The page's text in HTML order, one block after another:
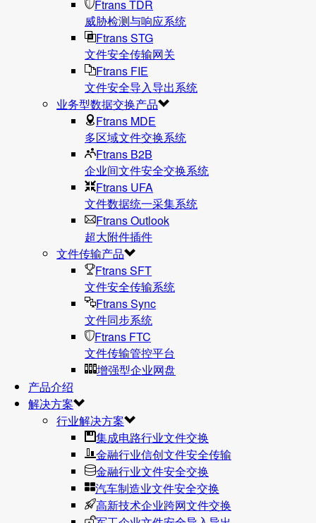
Ftrans TDR
威胁检测与响应系统
Ftrans STG
文件安全传输网关
Ftrans FIE
文件安全导入导出系统
业务型数据交换产品
Ftrans MDE
多区域文件交换系统
Ftrans B2B
企业间文件安全交换系统
Ftrans UFA
文件数据统⼀采集系统
Ftrans Outlook
超大附件插件
文件传输产品
Ftrans SFT
文件安全传输系统
Ftrans Sync
文件同步系统
Ftrans FTC
文件传输管控平台
增强型企业网盘
产品介绍
解决方案
行业解决方案
集成电路行业文件交换
金融行业信创文件安全传输
金融行业文件安全交换
汽车制造业文件安全交换
高新技术企业跨网文件交换